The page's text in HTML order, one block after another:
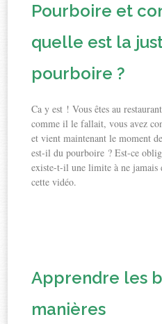
Pourboire et
quelle est la
pourboire ?
Ca y est ! Vous êtes au
comme il le fallait, vous avez
et vient maintenant le moment
est-il du pourboire ? Est-ce
existe-t-il une limite à ne jamais
cette vidéo.
Apprendre les
manières